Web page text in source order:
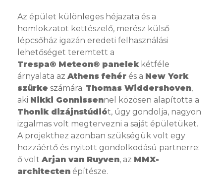
Az épület különleges héjazata és a
homlokzatot kettészelő, merész külső
lépcsőház igazán eredeti felhasználási
lehetőséget teremtett a
Trespa® Meteon® panelekkétféle
árnyalata az Athens fehér és a New York
szürke számára. Thomas Widdershoven,
aki Nikki Gonnissennel közösen alapította a
Thonik dizájnstúdiót, úgy gondolja, nagyon
izgalmas volt megtervezni a saját épületüket.
A projekthez azonban szükségük volt egy
hozzáértő és nyitott gondolkodású partnerre:
ő volt Arjan van Ruyven, az MMX-
architecten építésze.